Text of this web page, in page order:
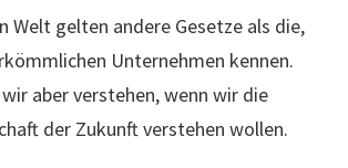
Welt gelten andere Gesetze als die,
Unternehmen kennen.
aber verstehen, wenn wir die
der Zukunft verstehen wollen.